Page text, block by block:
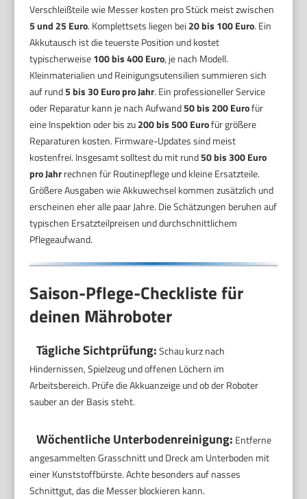
Verschleißteile wie Messer kosten pro Stück meist zwischen
5 und 25 Euro. Komplettsets liegen bei 20 bis 100 Euro. Ein
Akkutausch ist die teuerste Position und kostet
typischerweise100 bis 400 Euro, je nach Modell.
Kleinmaterialien und Reinigungsutensilien summieren sich
auf rund5 bis 30 Euro pro Jahr. Ein professioneller Service
oder Reparatur kann je nach Aufwand50 bis 200 Eurofür
eine Inspektion oder bis zu200 bis 500 Eurofür größere
Reparaturen kosten. Firmware-Updates sind meist
kostenfrei. Insgesamt solltest du mit rund50 bis 300 Euro
pro Jahrrechnen für Routinepflege und kleine Ersatzteile.
Größere Ausgaben wie Akkuwechsel kommen zusätzlich und
erscheinen eher alle paar Jahre. Die Schätzungen beruhen auf
typischen Ersatzteilpreisen und durchschnittlichem
Pflegeaufwand.
Saison-Pflege-Checkliste für
deinen Mähroboter
Tägliche Sichtprüfung:Schau kurz nach
Hindernissen, Spielzeug und offenen Löchern im
Arbeitsbereich. Prüfe die Akkuanzeige und ob der Roboter
sauber an der Basis steht.
Wöchentliche Unterbodenreinigung: Entferne
angesammelten Grasschnitt und Dreck am Unterboden mit
einer Kunststoffbürste. Achte besonders auf nasses
Schnittgut, das die Messer blockieren kann.